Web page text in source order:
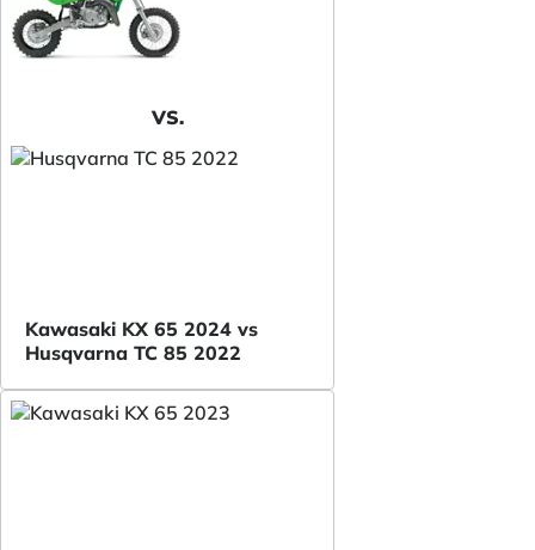
VS.
Kawasaki KX 65 2024 vs
Husqvarna TC 85 2022